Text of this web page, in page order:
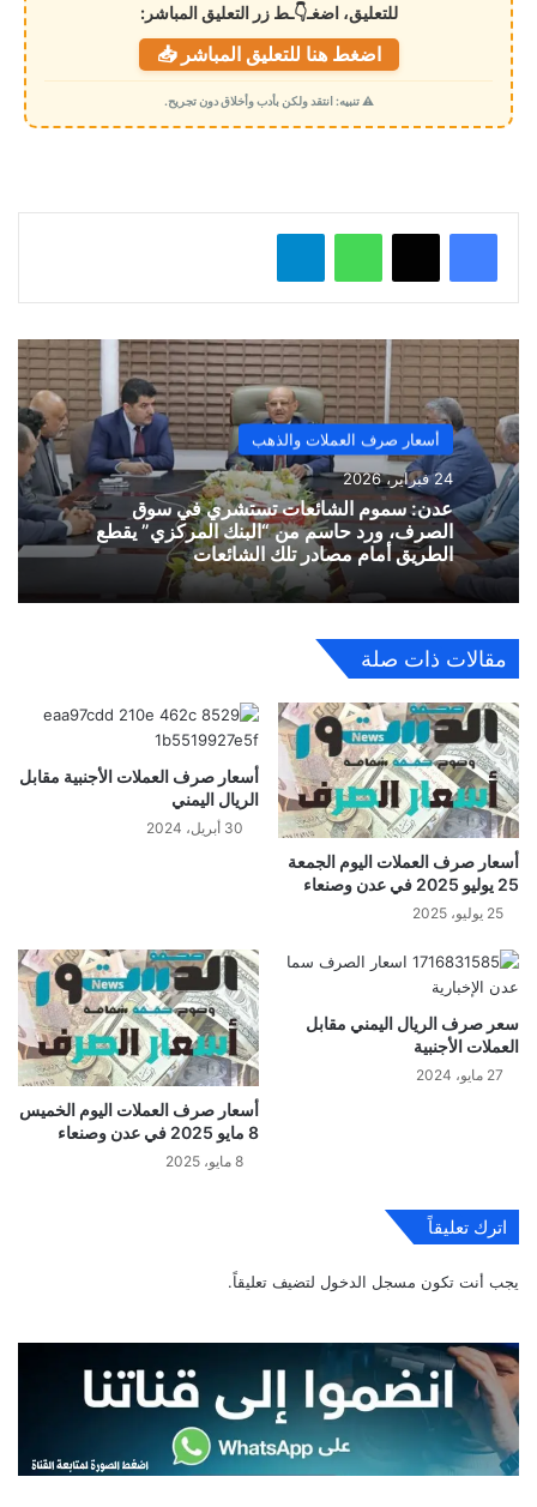
م
ي
للتعليق، اضغـ👇ـط زر التعليق المباشر:
اضغط هنا للتعليق المباشر 📥
⚠️ تنبيه: انتقد ولكن بأدب وأخلاق دون تجريح.
واتساب
أسعار صرف العملات والذهب
24 فبراير، 2026
​عدن: سموم الشائعات تستشري في سوق
الصرف، ورد حاسم من “البنك المركزي” يقطع
الطريق أمام مصادر تلك الشائعات
مقالات ذات صلة
أسعار صرف العملات اليوم الجمعة
25 يوليو 2025 في عدن وصنعاء
25 يوليو، 2025
أسعار صرف العملات الأجنبية مقابل
الريال اليمني
30 أبريل، 2024
سعر صرف الريال اليمني مقابل
العملات الأجنبية
27 مايو، 2024
أسعار صرف العملات اليوم الخميس
8 مايو 2025 في عدن وصنعاء
8 مايو، 2025
اترك تعليقاً
يجب أنت تكون مسجل الدخول لتضيف تعليقاً.